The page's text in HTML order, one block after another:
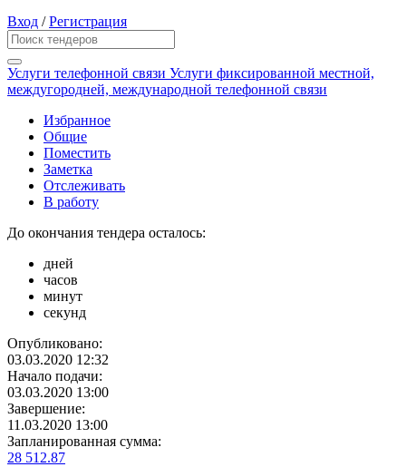
Вход /Регистрация
Услуги телефонной связи Услуги фиксированной местной,
междугородней, международной телефонной связи
Избранное
Общие
Поместить
Заметка
Отслеживать
В работу
До окончания тендера осталось:
дней
часов
минут
секунд
Опубликовано:
03.03.2020 12:32
Начало подачи:
03.03.2020 13:00
Завершение:
11.03.2020 13:00
Запланированная сумма:
28 512.87